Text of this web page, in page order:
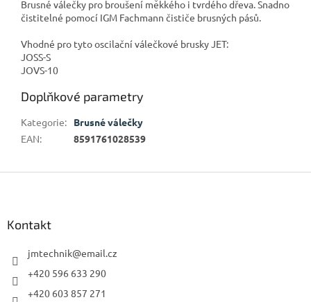
Brusné válečky pro broušení měkkého i tvrdého dřeva. Snadno
čistitelné pomocí IGM Fachmann čističe brusných pásů.
Vhodné pro tyto oscilační válečkové brusky JET:
JOSS-S
JOVS-10
Doplňkové parametry
Kategorie:
Brusné válečky
EAN: 8591761028539
Kontakt
jmtechnik@email.cz
+420 596 633 290
+420 603 857 271